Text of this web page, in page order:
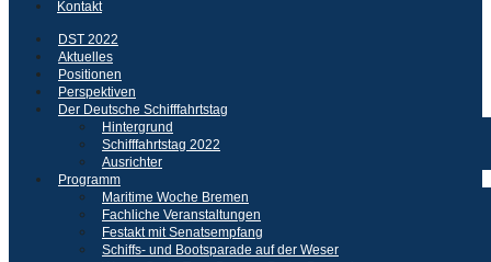
Kontakt
DST 2022
Aktuelles
Positionen
Perspektiven
Der Deutsche Schifffahrtstag
Hintergrund
Schifffahrtstag 2022
Ausrichter
Programm
Maritime Woche Bremen
Fachliche Veranstaltungen
Festakt mit Senatsempfang
Schiffs- und Bootsparade auf der Weser